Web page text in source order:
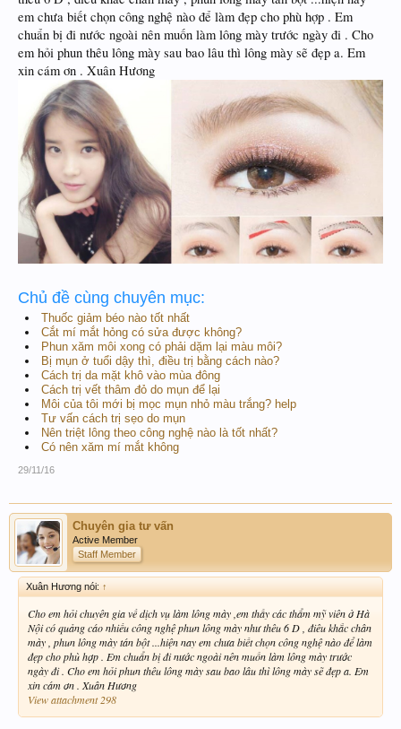
em chưa biết chọn công nghệ nào để làm đẹp cho phù hợp . Em
chuẩn bị đi nước ngoài nên muốn làm lông mày trước ngày đi . Cho
em hỏi phun thêu lông mày sau bao lâu thì lông mày sẽ đẹp a. Em
xin cám ơn . Xuân Hương
Chủ đề cùng chuyên mục:
Thuốc giảm béo nào tốt nhất
Cắt mí mắt hỏng có sửa được không?
Phun xăm môi xong có phải dặm lại màu môi?
Bị mụn ở tuổi dậy thì, điều trị bằng cách nào?
Cách trị da mặt khô vào mùa đông
Cách trị vết thâm đỏ do mụn để lại
Môi của tôi mới bị mọc mụn nhỏ màu trắng? help
Tư vấn cách trị sẹo do mụn
Nên triệt lông theo công nghệ nào là tốt nhất?
Có nên xăm mí mắt không
29/11/16
Chuyên gia tư vấn
Active Member
Staff Member
Xuân Hương nói: ↑
Cho em hỏi chuyên gia về dịch vụ làm lông mày ,em thấy các thẩm mỹ viên ở Hà
Nội có quảng cáo nhiều công nghệ phun lông mày như thêu 6 D , điêu khắc chân
mày , phun lông mày tán bột ...hiện nay em chưa biết chọn công nghệ nào để làm
đẹp cho phù hợp . Em chuẩn bị đi nước ngoài nên muốn làm lông mày trước
ngày đi . Cho em hỏi phun thêu lông mày sau bao lâu thì lông mày sẽ đẹp a. Em
xin cám ơn . Xuân Hương
View attachment 298